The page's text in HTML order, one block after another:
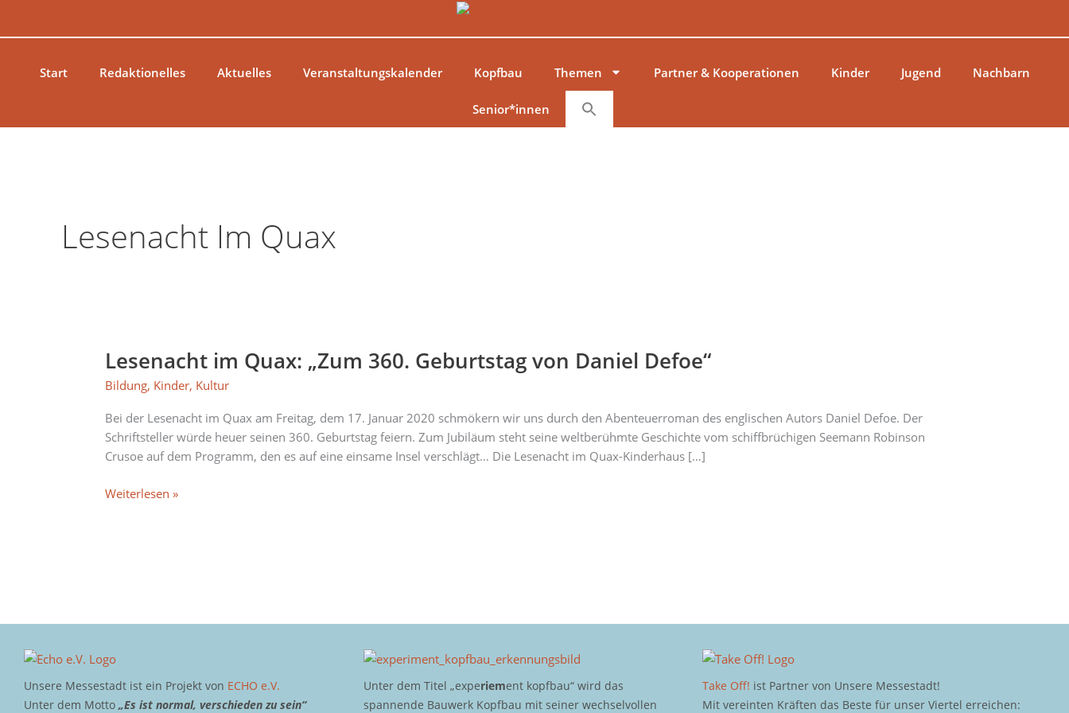
Start
Redaktionelles Aktuelles Veranstaltungskalender Kopfbau Themen Partner & Kooperationen Kinder Jugend Nachbarn
Senior*innen
Lesenacht Im Quax
Lesenacht im Quax: „Zum 360. Geburtstag von Daniel Defoe“
Bildung, Kinder, Kultur
Bei der Lesenacht im Quax am Freitag, dem 17. Januar 2020 schmökern wir uns durch den Abenteuerroman des englischen Autors Daniel Defoe. Der
Schriftsteller würde heuer seinen 360. Geburtstag feiern. Zum Jubiläum steht seine weltberühmte Geschichte vom schiffbrüchigen Seemann Robinson
Crusoe auf dem Programm, den es auf eine einsame Insel verschlägt… Die Lesenacht im Quax-Kinderhaus […]
Lesenacht
im
„Zum
360.
Geburtstag
Daniel
Weiterlesen »
Unsere Messestadt ist ein Projekt von ECHO e.V.
Unter dem Motto „Es ist normal, verschieden zu sein“
Unter dem Titel „experiement kopfbau“ wird das
spannende Bauwerk Kopfbau mit seiner wechselvollen
Take Off! ist Partner von Unsere Messestadt!
Mit vereinten Kräften das Beste für unser Viertel erreichen: